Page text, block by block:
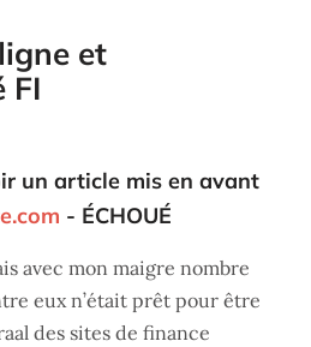
et
FI
un article mis en avant
- ÉCHOUÉ
avec mon maigre nombre
eux n’était prêt pour être
des sites de finance